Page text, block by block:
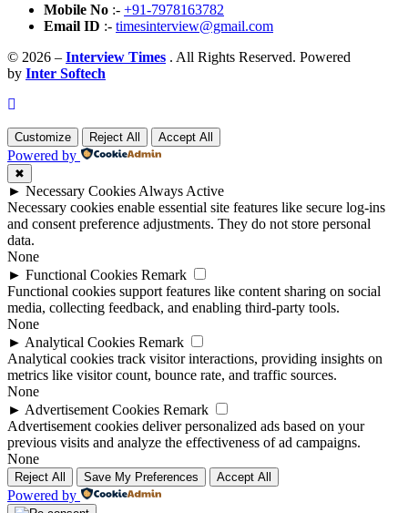
Mobile No :- +91-7978163782
Email ID :- timesinterview@gmail.com
© 2026 – Interview Times . All Rights Reserved. Powered
by Inter Softech
Customize Reject All Accept All
Powered by
✖
► Necessary Cookies Always Active
Necessary cookies enable essential site features like secure log-ins
and consent preference adjustments. They do not store personal
data.
None
► Functional Cookies Remark
Functional cookies support features like content sharing on social
media, collecting feedback, and enabling third-party tools.
None
► Analytical Cookies Remark
Analytical cookies track visitor interactions, providing insights on
metrics like visitor count, bounce rate, and traffic sources.
None
► Advertisement Cookies Remark
Advertisement cookies deliver personalized ads based on your
previous visits and analyze the effectiveness of ad campaigns.
None
Reject All Save My Preferences Accept All
Powered by